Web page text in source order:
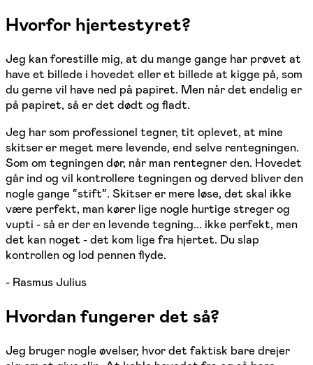
Hvorfor hjertestyret?
Jeg kan forestille mig, at du mange gange har prøvet at
have et billede i hovedet eller et billede at kigge på, som
du gerne vil have ned på papiret. Men når det endelig er
på papiret, så er det dødt og fladt.
Jeg har som professionel tegner, tit oplevet, at mine
skitser er meget mere levende, end selve rentegningen.
Som om tegningen dør, når man rentegner den. Hovedet
går ind og vil kontrollere tegningen og derved bliver den
nogle gange “stift”. Skitser er mere løse, det skal ikke
være perfekt, man kører lige nogle hurtige streger og
vupti - så er der en levende tegning... ikke perfekt, men
det kan noget - det kom lige fra hjertet. Du slap
kontrollen og lod pennen flyde.
- Rasmus Julius
Hvordan fungerer det så?
Jeg bruger nogle øvelser, hvor det faktisk bare drejer